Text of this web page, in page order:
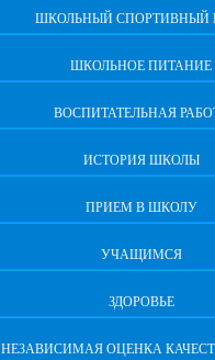
ШКОЛЬНЫЙ СПОРТИВНЫЙ
ШКОЛЬНОЕ ПИТАНИЕ
ВОСПИТАТЕЛЬНАЯ
ИСТОРИЯ ШКОЛЫ
ПРИЕМ В ШКОЛУ
УЧАЩИМСЯ
ЗДОРОВЬЕ
НЕЗАВИСИМАЯ ОЦЕНКА